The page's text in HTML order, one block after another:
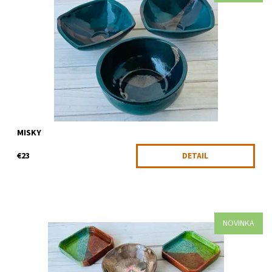
Misiek a mištičiek nikdy nie je dosť
Dostupnosť:
Skladom
2164
MISKY
€23
DETAIL
NOVINKA
A opäť - originálne kúsky. Cena zodpovedá jednému výrobku.
Dostupnosť:
Skladom
2167